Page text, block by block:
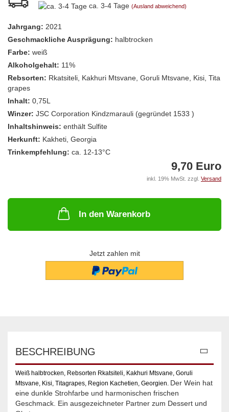
ca. 3-4 Tage (Ausland abweichend)
Jahrgang: 2021
Geschmackliche Ausprägung: halbtrocken
Farbe: weiß
Alkoholgehalt: 11%
Rebsorten: Rkatsiteli, Kakhuri Mtsvane, Goruli Mtsvane, Kisi, Tita
grapes
Inhalt: 0,75L
Winzer: JSC Corporation Kindzmarauli (gegründet 1533 )
Inhaltshinweis: enthält Sulfite
Herkunft: Kakheti, Georgia
Trinkempfehlung: ca. 12-13°C
9,70 Euro
inkl. 19% MwSt. zzgl. Versand
In den Warenkorb
Jetzt zahlen mit
BESCHREIBUNG
Weiß halbtrocken, Rebsorten Rkatsiteli, Kakhuri Mtsvane, Goruli
Mtsvane, Kisi, Titagrapes, Region Kachetien, Georgien. Der Wein hat
eine dunkle Strohfarbe und harmonischen frischen
Geschmack. Ein ausgezeichneter Partner zum Dessert und